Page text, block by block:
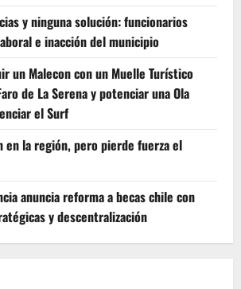
y ninguna solución: funcionarios
e inacción del municipio
un Malecon con un Muelle Turístico
de La Serena y potenciar una Ola
el Surf
en la región, pero pierde fuerza el
anuncia reforma a becas chile con
y descentralización